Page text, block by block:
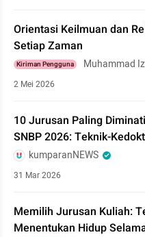
Orientasi Keilmuan dan
Setiap Zaman
Kiriman Pengguna Muhammad
2 Mei 2026
10 Jurusan Paling
SNBP 2026: Teknik-
kumparanNEWS
31 Mar 2026
Memilih Jurusan Kuliah:
Menentukan Hidup